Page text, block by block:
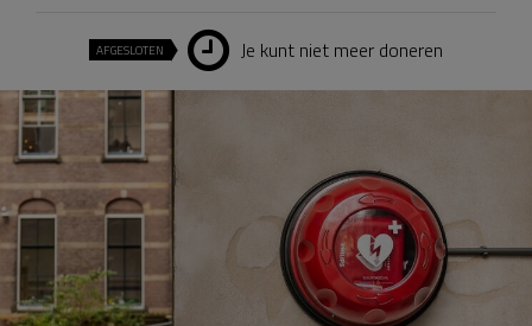
AFGESLOTEN Je kunt niet meer doneren